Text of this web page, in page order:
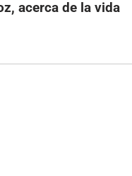
acerca de la vida